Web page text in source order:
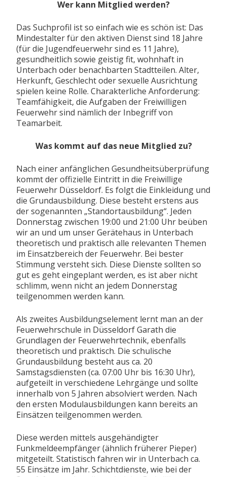
Wer kann Mitglied werden?
Das Suchprofil ist so einfach wie es schön ist: Das
Mindestalter für den aktiven Dienst sind 18 Jahre
(für die Jugendfeuerwehr sind es 11 Jahre),
gesundheitlich sowie geistig fit, wohnhaft in
Unterbach oder benachbarten Stadtteilen. Alter,
Herkunft, Geschlecht oder sexuelle Ausrichtung
spielen keine Rolle. Charakterliche Anforderung:
Teamfähigkeit, die Aufgaben der Freiwilligen
Feuerwehr sind nämlich der Inbegriff von
Teamarbeit.
Was kommt auf das neue Mitglied zu?
Nach einer anfänglichen Gesundheitsüberprüfung
kommt der offizielle Eintritt in die Freiwillige
Feuerwehr Düsseldorf. Es folgt die Einkleidung und
die Grundausbildung. Diese besteht erstens aus
der sogenannten „Standortausbildung“. Jeden
Donnerstag zwischen 19:00 und 21:00 Uhr beüben
wir an und um unser Gerätehaus in Unterbach
theoretisch und praktisch alle relevanten Themen
im Einsatzbereich der Feuerwehr. Bei bester
Stimmung versteht sich. Diese Dienste sollten so
gut es geht eingeplant werden, es ist aber nicht
schlimm, wenn nicht an jedem Donnerstag
teilgenommen werden kann.
Als zweites Ausbildungselement lernt man an der
Feuerwehrschule in Düsseldorf Garath die
Grundlagen der Feuerwehrtechnik, ebenfalls
theoretisch und praktisch. Die schulische
Grundausbildung besteht aus ca. 20
Samstagsdiensten (ca. 07:00 Uhr bis 16:30 Uhr),
aufgeteilt in verschiedene Lehrgänge und sollte
innerhalb von 5 Jahren absolviert werden. Nach
den ersten Modulausbildungen kann bereits an
Einsätzen teilgenommen werden.
Diese werden mittels ausgehändigter
Funkmeldeempfänger (ähnlich früherer Pieper)
mitgeteilt. Statistisch fahren wir in Unterbach ca.
55 Einsätze im Jahr. Schichtdienste, wie bei der